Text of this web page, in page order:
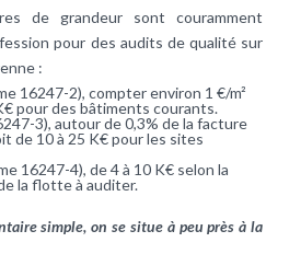
de grandeur sont couramment
pour des audits de qualité sur
:
16247-2), compter environ 1 €/m²
pour des bâtiments courants.
3), autour de 0,3% de la facture
de 10 à 25 K€ pour les sites
16247-4), de 4 à 10 K€ selon la
la flotte à auditer.
simple, on se situe à peu près à la